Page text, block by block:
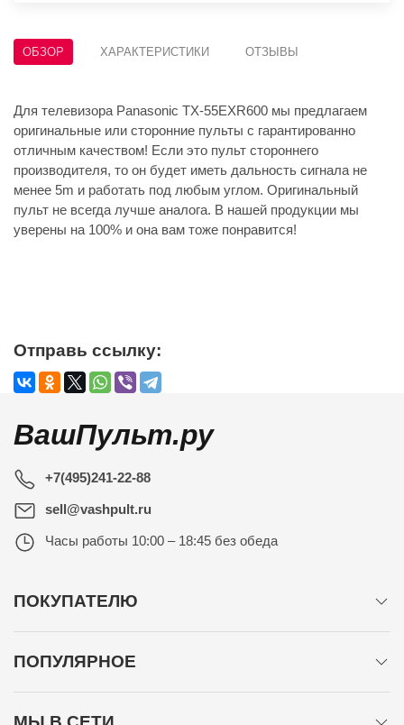
ОБЗОР ХАРАКТЕРИСТИКИ ОТЗЫВЫ
Для телевизора Panasonic TX-55EXR600 мы предлагаем
оригинальные или сторонние пульты с гарантированно
отличным качеством! Если это пульт стороннего
производителя, то он будет иметь дальность сигнала не
менее 5m и работать под любым углом. Оригинальный
пульт не всегда лучше аналога. В нашей продукции мы
уверены на 100% и она вам тоже понравится!
Отправь ссылку:
ВашПульт.ру
+7(495)241-22-88
sell@vashpult.ru
Часы работы 10:00 – 18:45 без обеда
ПОКУПАТЕЛЮ
ПОПУЛЯРНОЕ